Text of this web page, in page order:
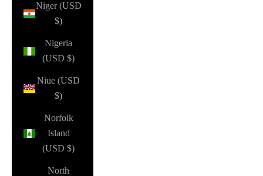
Niger (USD
$)
Nigeria
(USD $)
Niue (USD
$)
Norfolk
Island
(USD $)
North